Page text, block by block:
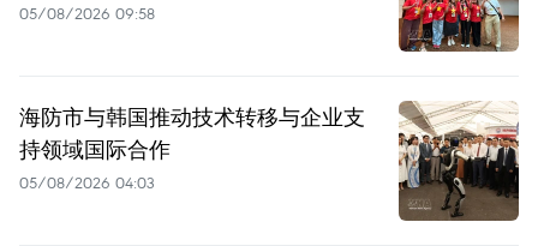
05/08/2026 09:58
海防市与韩国推动技术转移与企业支
持领域国际合作
05/08/2026 04:03